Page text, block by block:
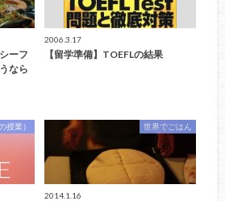
ーフ
なら
2006.3.17
【留学準備】TOEFLの結果
授業） 世界でごはん
2014.1.16